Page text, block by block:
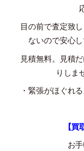
目の前で査定致
ないので安心
見積無料。見積
りしま
・緊張がほぐれ
【
お